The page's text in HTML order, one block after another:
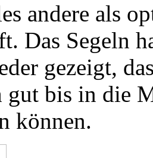
andere als
Das Segeln
gezeigt,
gut bis in die
können.